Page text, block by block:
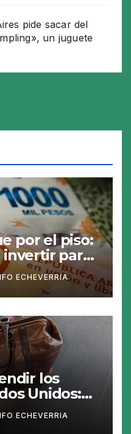
pide sacar del
un juguete
por el piso:
para
en 30 días
ECHEVERRIA
los
Unidos:
de más
ECHEVERRIA